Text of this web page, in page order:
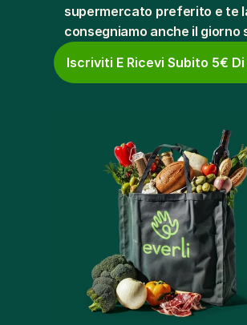
supermercato preferito e te
consegniamo anche il giorno
Iscriviti E Ricevi Subito 5€